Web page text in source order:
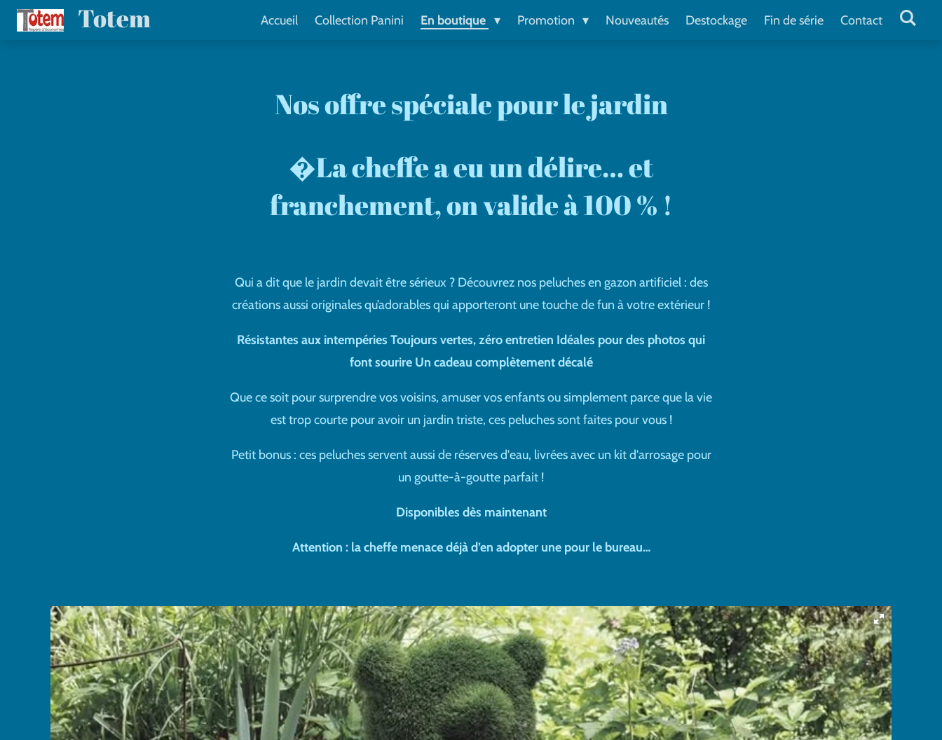
Passer
Totem Accueil Collection Panini En boutique Promotion Nouveautés Destockage Fin de série Contact
Nos offre spéciale pour le jardin
�La cheffe a eu un délire… et
franchement, on valide à 100 % !
Qui a dit que le jardin devait être sérieux ? Découvrez nos peluches en gazon artificiel : des
créations aussi originales qu’adorables qui apporteront une touche de fun à votre extérieur !
Résistantes aux intempéries Toujours vertes, zéro entretien Idéales pour des photos qui
font sourire Un cadeau complètement décalé
Que ce soit pour surprendre vos voisins, amuser vos enfants ou simplement parce que la vie
est trop courte pour avoir un jardin triste, ces peluches sont faites pour vous !
Petit bonus : ces peluches servent aussi de réserves d'eau, livrées avec un kit d'arrosage pour
un goutte-à-goutte parfait !
Disponibles dès maintenant
Attention : la cheffe menace déjà d’en adopter une pour le bureau…